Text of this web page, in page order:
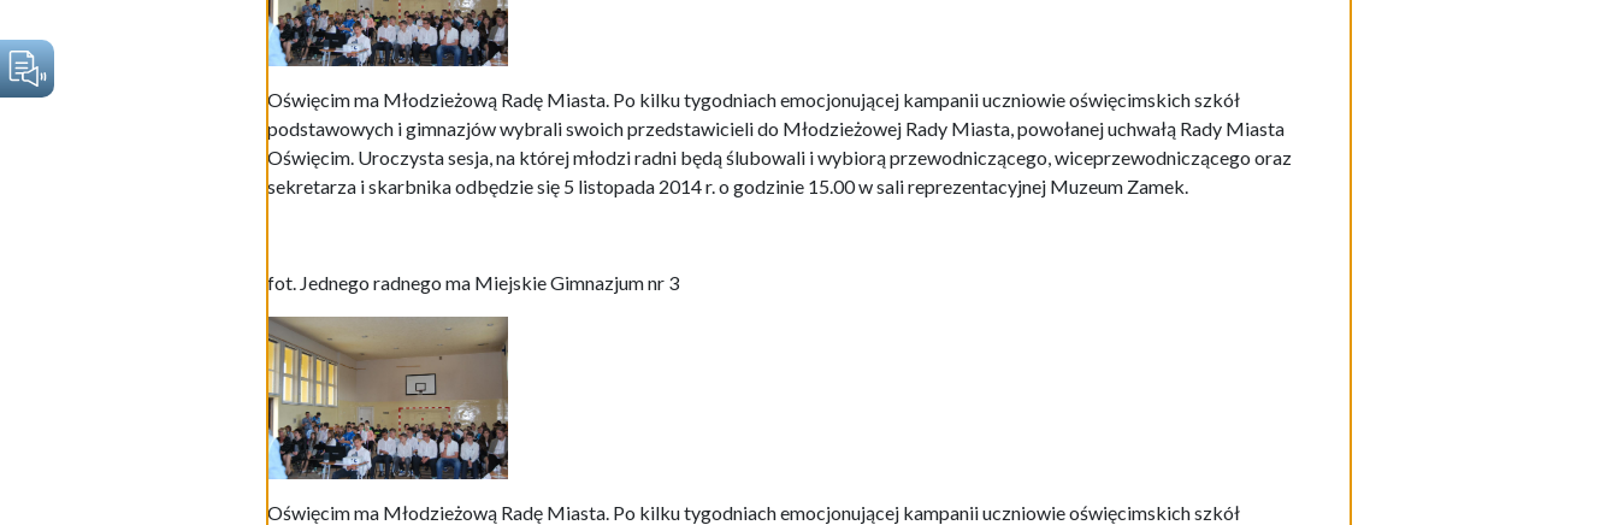
Oświęcim ma Młodzieżową Radę Miasta. Po kilku tygodniach emocjonującej kampanii uczniowie oświęcimskich szkół
podstawowych i gimnazjów wybrali swoich przedstawicieli do Młodzieżowej Rady Miasta, powołanej uchwałą Rady Miasta
Oświęcim. Uroczysta sesja, na której młodzi radni będą ślubowali i wybiorą przewodniczącego, wiceprzewodniczącego oraz
sekretarza i skarbnika odbędzie się 5 listopada 2014 r. o godzinie 15.00 w sali reprezentacyjnej Muzeum Zamek.
fot. Jednego radnego ma Miejskie Gimnazjum nr 3
Oświęcim ma Młodzieżową Radę Miasta. Po kilku tygodniach emocjonującej kampanii uczniowie oświęcimskich szkół